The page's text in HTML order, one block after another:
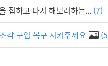
접하고 다시 해보려하는... (7)
각 구입 복구 시켜주세요